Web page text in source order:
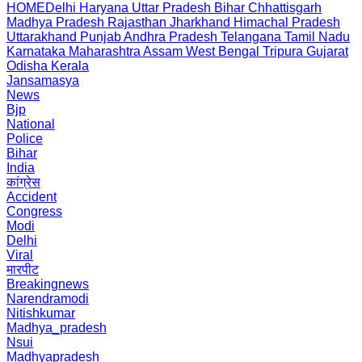
HOMEDelhi Haryana Uttar Pradesh Bihar Chhattisgarh
Madhya Pradesh Rajasthan Jharkhand Himachal Pradesh
Uttarakhand PunjabAndhra Pradesh Telangana Tamil Nadu
Karnataka Maharashtra Assam West Bengal Tripura Gujarat
Odisha Kerala
Jansamasya
News
Bjp
National
Police
Bihar
India
कांग्रेस
Accident
Congress
Modi
Delhi
Viral
मारपीट
Breakingnews
Narendramodi
Nitishkumar
Madhya_pradesh
Nsui
Madhyapradesh